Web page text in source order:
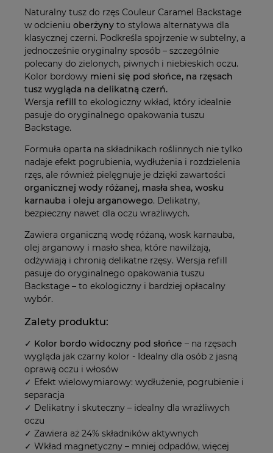
Naturalny tusz do rzęs Couleur Caramel Backstage
w odcieniu oberżyny to stylowa alternatywa dla
klasycznej czerni. Podkreśla spojrzenie w subtelny, a
jednocześnie oryginalny sposób – szczególnie
polecany do zielonych, piwnych i niebieskich oczu.
Kolor bordowy mieni się pod słońce, na rzęsach
tusz wygląda na delikatną czerń.
Wersja refill to ekologiczny wkład, który idealnie
pasuje do oryginalnego opakowania tuszu
Backstage.
Formuła oparta na składnikach roślinnych nie tylko
nadaje efekt pogrubienia, wydłużenia i rozdzielenia
rzęs, ale również pielęgnuje je dzięki zawartości
organicznej wody różanej, masła shea, wosku
karnauba i oleju arganowego. Delikatny,
bezpieczny nawet dla oczu wrażliwych.
Zawiera organiczną wodę różaną, wosk karnauba,
olej arganowy i masło shea, które nawilżają,
odżywiają i chronią delikatne rzęsy. Wersja refill
pasuje do oryginalnego opakowania tuszu
Backstage – to ekologiczny i bardziej opłacalny
wybór.
Zalety produktu:
✓ Kolor bordo widoczny pod słońce – na rzęsach
wygląda jak czarny kolor - Idealny dla osób z jasną
oprawą oczu i włosów
✓ Efekt wielowymiarowy: wydłużenie, pogrubienie i
separacja
✓ Delikatny i skuteczny – idealny dla wrażliwych
oczu
✓ Zawiera aż 24% składników aktywnych
✓ Wkład magnetyczny – mniej odpadów, więcej